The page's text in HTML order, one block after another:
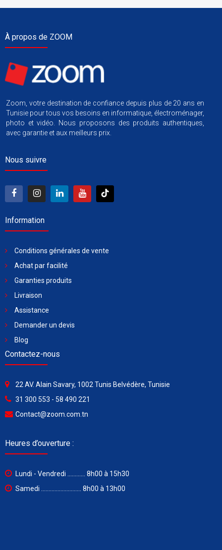
À propos de ZOOM
Zoom, votre destination de confiance depuis plus de 20 ans en
Tunisie pour tous vos besoins en informatique, électroménager,
photo et vidéo. Nous proposons des produits authentiques,
avec garantie et aux meilleurs prix.
Nous suivre
Information
Conditions générales de vente
Achat par facilité
Garanties produits
Livraison
Assistance
Demander un devis
Blog
Contactez-nous
22 AV. Alain Savary, 1002 Tunis Belvédère, Tunisie
31 300 553 - 58 490 221
Contact@zoom.com.tn
Heures d’ouverture :
Lundi - Vendredi ............ 8h00 à 15h30
Samedi ........................... 8h00 à 13h00